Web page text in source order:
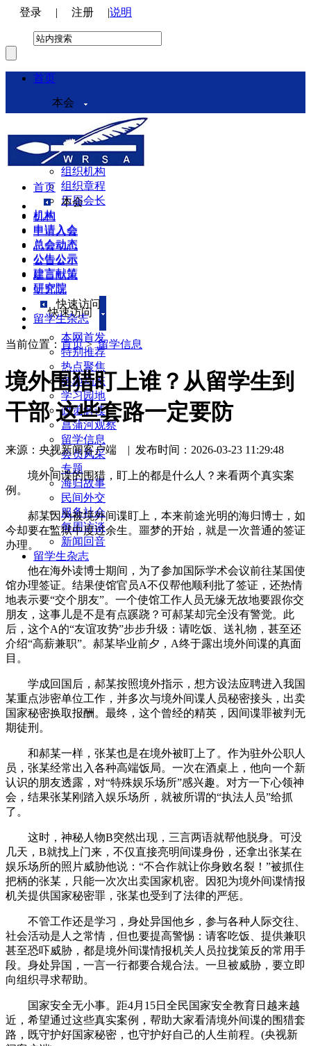
登录 | 注册 |说明
首页
本会
本会介绍
领导机构
理事会
组织机构
组织章程
历届会长
机构
申请入会
总会动态
公告公示
建言献策
研究院
快速访问
本网首发
特别推荐
热点聚焦
各地动态
学习园地
政策解读
菖蒲河观察
留学信息
会员风采
专题
海归故事
民间外交
服务社会
每周访谈
新闻回音
留学生杂志
首页
本会
机构
申请入会
总会动态
公告公示
建言献策
研究院
快速访问
留学生杂志
当前位置： 首页>留学信息
境外围猎盯上谁？从留学生到
干部 这些套路一定要防
来源：央视新闻客户端 | 发布时间：2026-03-23 11:29:48
境外间谍的围猎，盯上的都是什么人？来看两个真实案
例。
郝某因为被境外间谍盯上，本来前途光明的海归博士，如
今却要在监狱中度过余生。噩梦的开始，就是一次普通的签证
办理。
他在海外读博士期间，为了参加国际学术会议前往某国使
馆办理签证。结果使馆官员A不仅帮他顺利批了签证，还热情
地表示要“交个朋友”。一个使馆工作人员无缘无故地要跟你交
朋友，这事儿是不是有点蹊跷？可郝某却完全没有警觉。此
后，这个A的“友谊攻势”步步升级：请吃饭、送礼物，甚至还
介绍“高薪兼职”。郝某毕业前夕，A终于露出境外间谍的真面
目。
学成回国后，郝某按照境外指示，想方设法应聘进入我国
某重点涉密单位工作，并多次与境外间谍人员秘密接头，出卖
国家秘密换取报酬。最终，这个曾经的精英，因间谍罪被判无
期徒刑。
和郝某一样，张某也是在境外被盯上了。作为驻外公职人
员，张某经常出入各种高端饭局。一次在酒桌上，他向一个新
认识的朋友透露，对“特殊娱乐场所”感兴趣。对方一下心领神
会，结果张某刚踏入娱乐场所，就被所谓的“执法人员”给抓
了。
这时，神秘人物B突然出现，三言两语就帮他脱身。可没
几天，B就找上门来，不仅直接亮明间谍身份，还拿出张某在
娱乐场所的照片威胁他说：“不合作就让你身败名裂！”被抓住
把柄的张某，只能一次次出卖国家机密。因犯为境外间谍情报
机关提供国家秘密罪，张某也受到了法律的严惩。
不管工作还是学习，身处异国他乡，参与各种人际交往、
社会活动是人之常情，但也要提高警惕：请客吃饭、提供兼职
甚至恐吓威胁，都是境外间谍情报机关人员拉拢策反的常用手
段。身处异国，一言一行都要合规合法。一旦被威胁，要立即
向组织寻求帮助。
国家安全无小事。距4月15日全民国家安全教育日越来越
近，希望通过这些真实案例，帮助大家看清境外间谍的围猎套
路，既守护好国家秘密，也守护好自己的人生前程。(央视新